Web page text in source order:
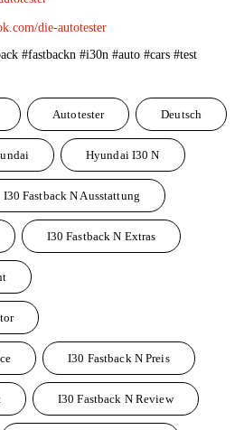
die-autotester
#fastbackn #i30n #auto #cars #test
Autotester Deutsch
Hyundai I30 N
I30 Fastback N Ausstattung
I30 Fastback N Extras
I30 Fastback N Preis
I30 Fastback N Review